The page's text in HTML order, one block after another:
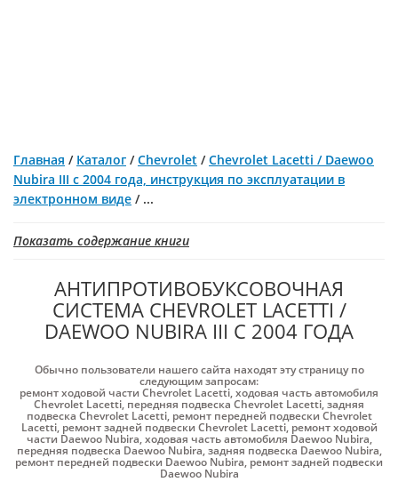
Главная / Каталог /Chevrolet /Chevrolet Lacetti / Daewoo
Nubira III с 2004 года, инструкция по эксплуатации в
электронном виде / ...
Показать содержание книги
АНТИПРОТИВОБУКСОВОЧНАЯ
СИСТЕМА CHEVROLET LACETTI /
DAEWOO NUBIRA III С 2004 ГОДА
Обычно пользователи нашего сайта находят эту страницу по
следующим запросам:
ремонт ходовой части Chevrolet Lacetti,ходовая часть автомобиля
Chevrolet Lacetti, передняя подвеска Chevrolet Lacetti,задняя
подвеска Chevrolet Lacetti, ремонт передней подвески Chevrolet
Lacetti, ремонт задней подвески Chevrolet Lacetti, ремонт ходовой
части Daewoo Nubira,ходовая часть автомобиля Daewoo Nubira,
передняя подвеска Daewoo Nubira,задняя подвеска Daewoo Nubira,
ремонт передней подвески Daewoo Nubira, ремонт задней подвески
Daewoo Nubira